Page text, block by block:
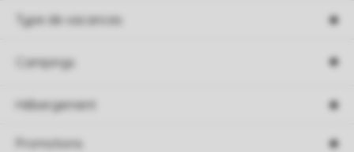
Type de vacances
Campings
Hébergement
Promotions